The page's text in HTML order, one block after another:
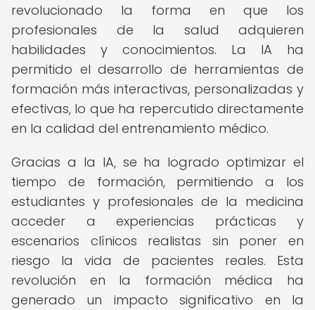
revolucionado la forma en que los
profesionales de la salud adquieren
habilidades y conocimientos. La IA ha
permitido el desarrollo de herramientas de
formación más interactivas, personalizadas y
efectivas, lo que ha repercutido directamente
en la calidad del entrenamiento médico.
Gracias a la IA, se ha logrado optimizar el
tiempo de formación, permitiendo a los
estudiantes y profesionales de la medicina
acceder a experiencias prácticas y
escenarios clínicos realistas sin poner en
riesgo la vida de pacientes reales. Esta
revolución en la formación médica ha
generado un impacto significativo en la